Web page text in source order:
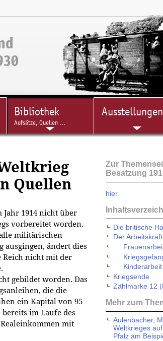
Bibliothek
Aufsätze, Quellen ...
Ausstellungen
Quellen
Jahr 1914 nicht über
vorbereitet worden.
militärischen
ändert dies
Reich nicht mit der
gebildet worden. Das
die die
ein Kapital von 95
im Laufe des
mit
Zur
Besatzung
hier
Die britische
Der
Kinderarbeit
Kriegsende
Zählmarke 12
Mehr zum
Aulenbacher,
Weltkrieges
Pfalz am